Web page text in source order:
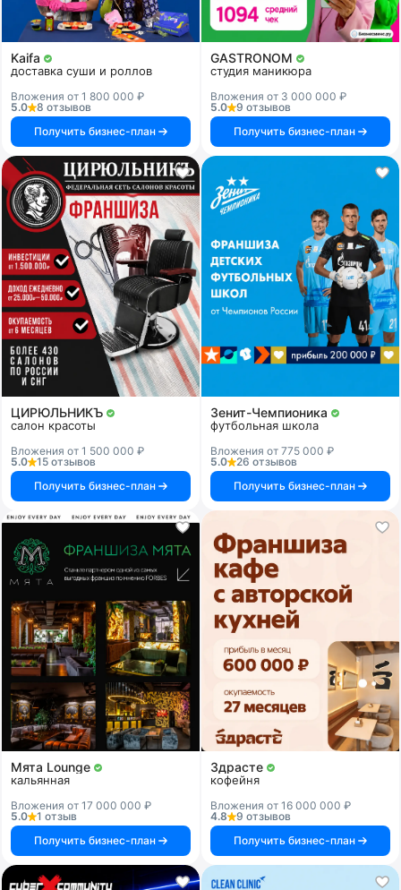
Kaifa
доставка суши и роллов
Вложения от 1 800 000 ₽
5.0
8 отзывов
Получить бизнес-план
GASTRONOM
студия маникюра
Вложения от 3 000 000 ₽
5.0
9 отзывов
Получить бизнес-план
ЦИРЮЛЬНИКЪ
салон красоты
Вложения от 1 500 000 ₽
5.0
15 отзывов
Получить бизнес-план
Зенит-Чемпионика
футбольная школа
Вложения от 775 000 ₽
5.0
26 отзывов
Получить бизнес-план
Мята Lounge
кальянная
Вложения от 17 000 000 ₽
5.0
1 отзыв
Получить бизнес-план
Здрасте
кофейня
Вложения от 16 000 000 ₽
4.8
9 отзывов
Получить бизнес-план